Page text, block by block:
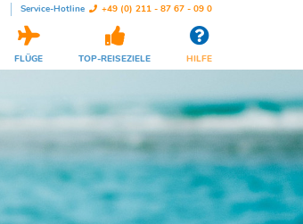
Service-Hotline +49 (0) 211 - 87 67 - 09 0
FLÜGE TOP-REISEZIELE HILFE